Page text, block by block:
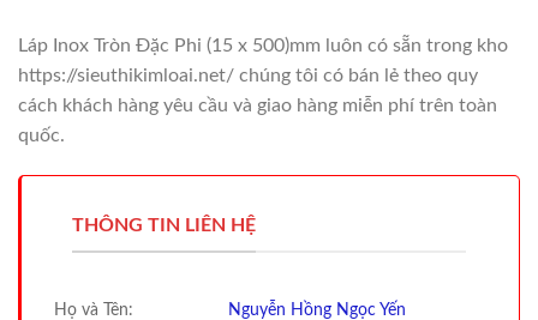
Láp Inox Tròn Đặc Phi (15 x 500)mm luôn có sẵn trong kho
https://sieuthikimloai.net/ chúng tôi có bán lẻ theo quy
cách khách hàng yêu cầu và giao hàng miễn phí trên toàn
quốc.
THÔNG TIN LIÊN HỆ
Họ và Tên: Nguyễn Hồng Ngọc Yến